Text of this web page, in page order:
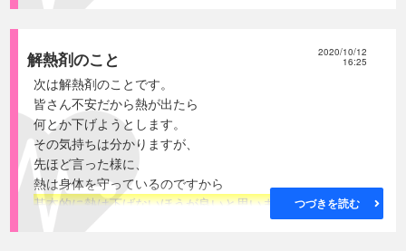
● 死亡について
生後7日ラットで
700mg/kg投与で 14匹中2匹死亡
1000mg/kg投与で 70匹中10匹死亡
生後14日ラットで
1000mg/kg投与で 42匹中1匹死亡
● 一般症状について
生後7日ラットで 700mg/kg投与で
解熱剤のこと 2020/10/12
16:25
次は解熱剤のことです。
皆さん不安だから熱が出たら
何とか下げようとします。
その気持ちは分かりますが、
先ほど言った様に、
熱は身体を守っているのですから
基本的に熱は下げないほうが良いと思います
。
大学病院の小児科、専門の新生児のほうでは、
つづきを読む